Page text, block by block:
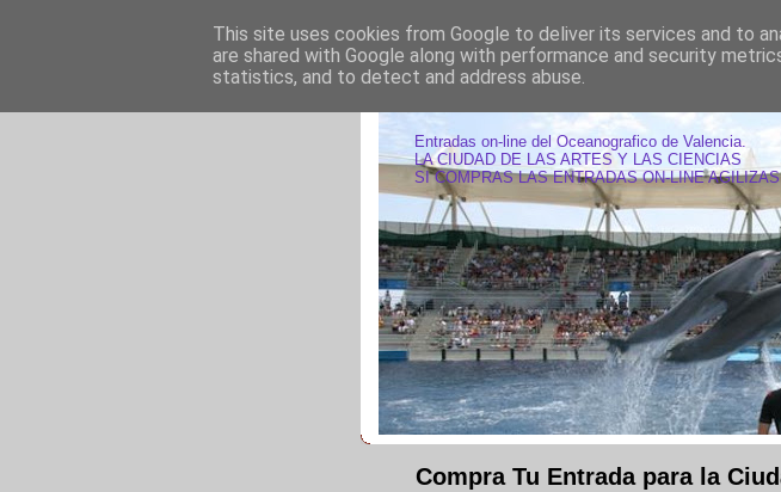
Entradas on-line del Oceanografico de Valencia.
LA CIUDAD DE LAS ARTES Y LAS CIENCIAS
SI COMPRAS LAS ENTRADAS ON-LINE
Compra Tu Entrada para la
This site uses cookies from Google to deliver its services and to
are shared with Google along with performance and security
statistics, and to detect and address abuse.